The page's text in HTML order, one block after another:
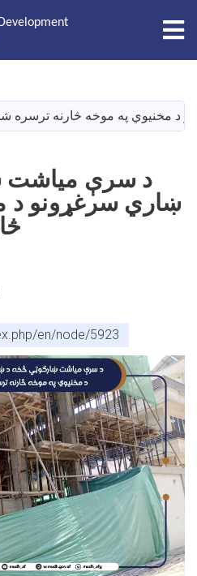
content
مخنیوي په موخه څارنه ترسره
د سرې میاشت
ښاري سرغړونو د
en/node/5923